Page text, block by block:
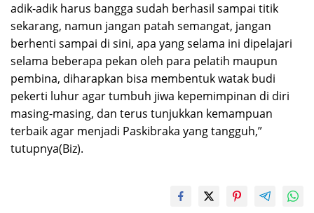
adik-adik harus bangga sudah berhasil sampai titik
sekarang, namun jangan patah semangat, jangan
berhenti sampai di sini, apa yang selama ini dipelajari
selama beberapa pekan oleh para pelatih maupun
pembina, diharapkan bisa membentuk watak budi
pekerti luhur agar tumbuh jiwa kepemimpinan di diri
masing-masing, dan terus tunjukkan kemampuan
terbaik agar menjadi Paskibraka yang tangguh,”
tutupnya(Biz).